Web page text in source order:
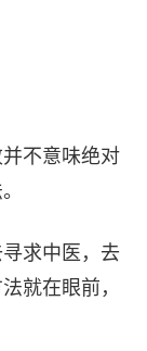
不意味绝对
求中医，去
就在眼前，